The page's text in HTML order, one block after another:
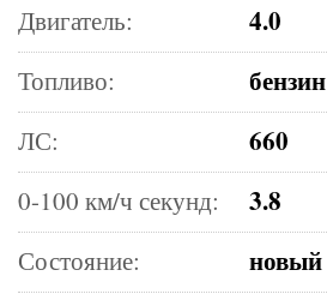
Двигатель: 4.0
Топливо: бензин
ЛС: 660
0-100 км/ч секунд: 3.8
Состояние: новый